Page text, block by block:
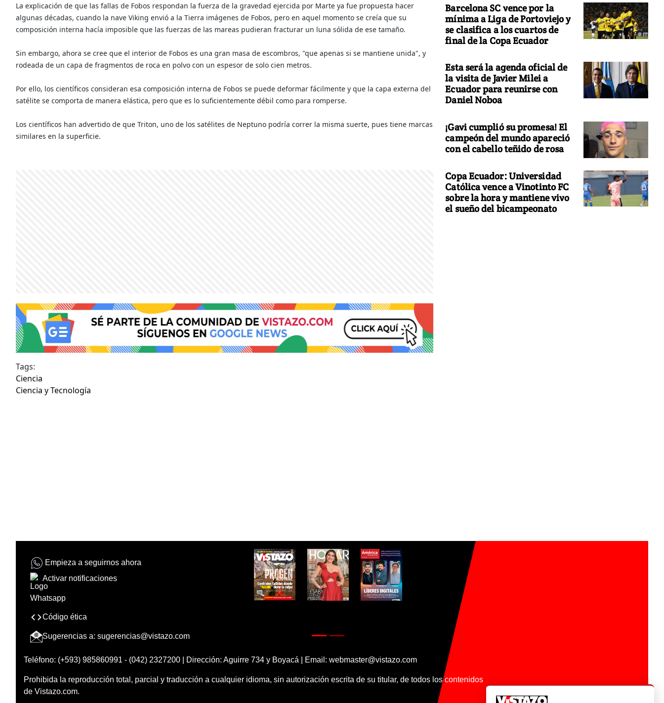
La explicación de que las fallas de Fobos respondan la fuerza de la gravedad ejercida por Marte ya fue propuesta hacer
algunas décadas, cuando la nave Viking envió a la Tierra imágenes de Fobos, pero en aquel momento se creía que su
composición interna hacía imposible que las fuerzas de las mareas pudieran fracturar un luna sólida de ese tamaño.
Sin embargo, ahora se cree que el interior de Fobos es una gran masa de escombros, "que apenas si se mantiene unida", y
rodeada de un capa de fragmentos de roca en polvo con un espesor de solo cien metros.
Por ello, los científicos consideran esa composición interna de Fobos se puede deformar fácilmente y que la capa externa del
satélite se comporta de manera elástica, pero que es lo suficientemente débil como para romperse.
Los científicos han advertido de que Triton, uno de los satélites de Neptuno podría correr la misma suerte, pues tiene marcas
similares en la superficie.
Tags:
Ciencia
Ciencia y Tecnología
Barcelona SC vence por la
mínima a Liga de Portoviejo y
se clasifica a los cuartos de
final de la Copa Ecuador
Esta será la agenda oficial de
la visita de Javier Milei a
Ecuador para reunirse con
Daniel Noboa
¡Gavi cumplió su promesa! El
campeón del mundo apareció
con el cabello teñido de rosa
Copa Ecuador: Universidad
Católica vence a Vinotinto FC
sobre la hora y mantiene vivo
el sueño del bicampeonato
Empieza a seguirnos ahora
Activar notificaciones
Código ética
Sugerencias a: sugerencias@vistazo.com
Teléfono: (+593) 985860991 - (042) 2327200 | Dirección: Aguirre 734 y Boyacá | Email: webmaster@vistazo.com
Prohibida la reproducción total, parcial y traducción a cualquier idioma, sin autorización escrita de su titular, de todos los contenidos
de Vistazo.com.